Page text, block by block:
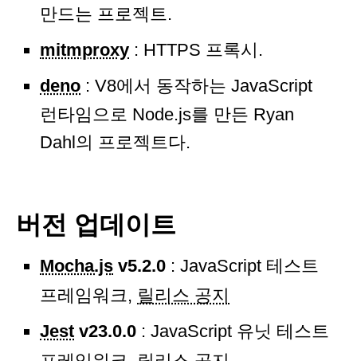
만드는 프로젝트.
mitmproxy : HTTPS 프록시.
deno : V8에서 동작하는 JavaScript
런타임으로 Node.js를 만든 Ryan
Dahl의 프로젝트다.
버전 업데이트
Mocha.js v5.2.0 : JavaScript 테스트
프레임워크, 릴리스 공지
Jest v23.0.0 : JavaScript 유닛 테스트